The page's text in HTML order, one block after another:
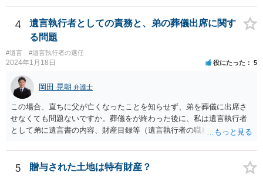
4
遺言執行者としての責務と、弟の葬儀出席に関す
る問題
#遺言 #遺言執行者の選任
2024年1月18日 役にたった 5
岡田 晃朝 弁護士
この場合、直ちに父が亡くなったことを知らせず、弟を葬儀に出席さ
せなくても問題ないですか。葬儀をが終わった後に、私は遺言執行者
として弟に遺言書の内容、財産目録等（遺言執行者の職務）を知らせ
るかは喪主の自由です。 呼ばなくてもかまいません。 そもそも、そう
いう法律関係にありません。 遺言の内容と遺産の総額の通知、公正証
5 贈与された土地は特有財産？